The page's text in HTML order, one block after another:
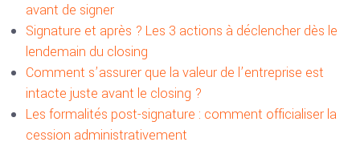
avant de signer
Signature et après ? Les 3 actions à déclencher dès le
lendemain du closing
Comment s’assurer que la valeur de l’entreprise est
intacte juste avant le closing ?
Les formalités post-signature : comment officialiser la
cession administrativement